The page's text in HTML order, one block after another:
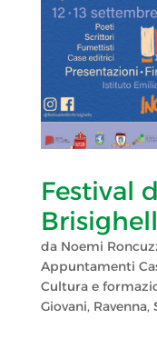
Festival
da Noemi
Appuntamenti
Cultura e
Giovani, Ravenna,